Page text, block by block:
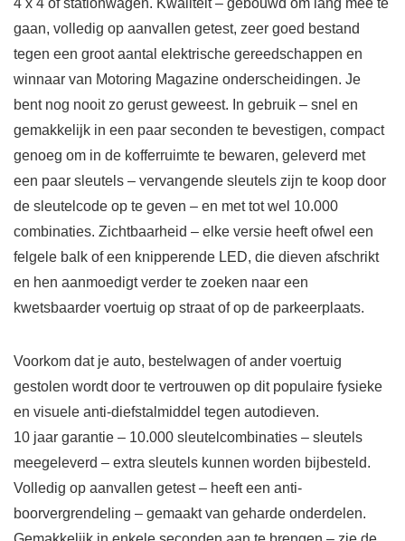
4 x 4 of stationwagen. Kwaliteit – gebouwd om lang mee te
gaan, volledig op aanvallen getest, zeer goed bestand
tegen een groot aantal elektrische gereedschappen en
winnaar van Motoring Magazine onderscheidingen. Je
bent nog nooit zo gerust geweest. In gebruik – snel en
gemakkelijk in een paar seconden te bevestigen, compact
genoeg om in de kofferruimte te bewaren, geleverd met
een paar sleutels – vervangende sleutels zijn te koop door
de sleutelcode op te geven – en met tot wel 10.000
combinaties. Zichtbaarheid – elke versie heeft ofwel een
felgele balk of een knipperende LED, die dieven afschrikt
en hen aanmoedigt verder te zoeken naar een
kwetsbaarder voertuig op straat of op de parkeerplaats.
Voorkom dat je auto, bestelwagen of ander voertuig
gestolen wordt door te vertrouwen op dit populaire fysieke
en visuele anti-diefstalmiddel tegen autodieven.
10 jaar garantie – 10.000 sleutelcombinaties – sleutels
meegeleverd – extra sleutels kunnen worden bijbesteld.
Volledig op aanvallen getest – heeft een anti-
boorvergrendeling – gemaakt van geharde onderdelen.